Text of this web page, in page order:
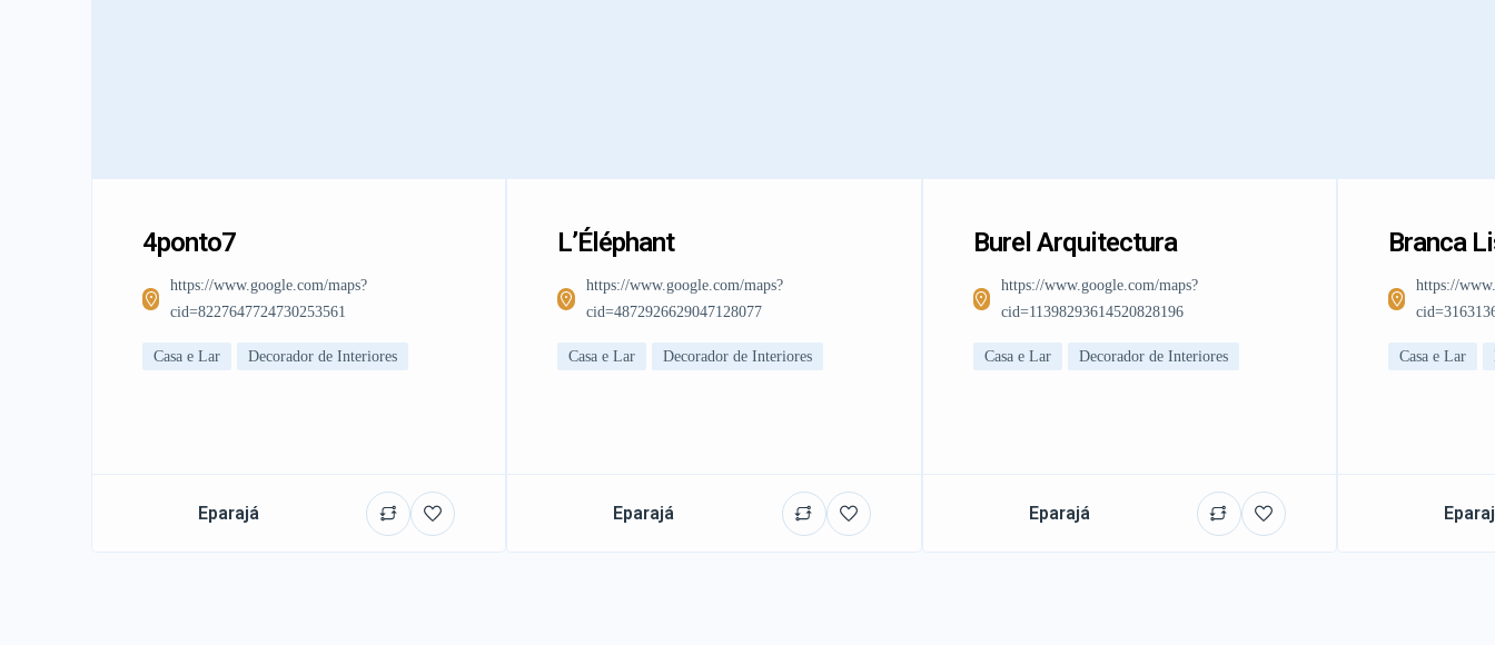
4ponto7
https://www.google.com/maps?
cid=8227647724730253561
Casa e Lar Decorador de Interiores
Eparajá
L’Éléphant
https://www.google.com/maps?
cid=4872926629047128077
Casa e Lar Decorador de Interiores
Eparajá
Burel Arquitectura
https://www.google.com/maps?
cid=11398293614520828196
Casa e Lar Decorador de Interiores
Eparajá
Branca
https://
Casa e Lar